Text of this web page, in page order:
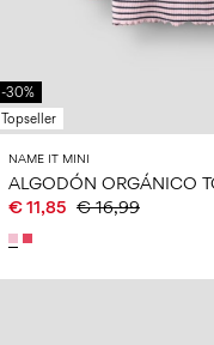
-30%
Topseller
NAME IT MINI
€ 11,85 € 16,99